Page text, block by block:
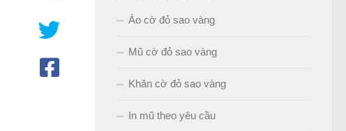
Áo cờ đỏ sao vàng
Mũ cờ đỏ sao vàng
Khăn cờ đỏ sao vàng
In mũ theo yêu cầu